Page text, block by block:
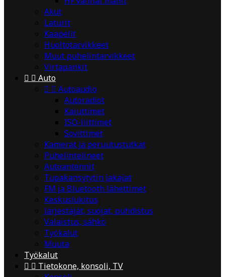
Akut
Laturit
Kaapelit
Huoltotarvikkeet
Muut puhelintarvikkeet
Virtapankit
  Auto
  Autoaudio
Autoradiot
Kaiuttimet
ISO-liittimet
Sovittimet
Kamerat ja peruutustutkat
Puhelintelineet
Autoantennit
Tupakansytytin jakajat
FM ja Bluetooth lähettimet
Keskuslukitus
Järjestäjät, suojat, puhdistus
Valaistus, sähkö
Työkalut
Muuta
Työkalut
  Tietokone, konsoli, TV